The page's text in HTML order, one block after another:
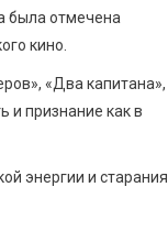
была отмечена
кино.
«Два капитана»,
и признание как в
энергии и старания.